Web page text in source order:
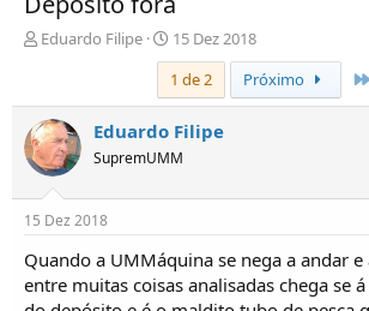
I
c
i
a
d
d
e
T
ó
Eduardo Filipe
D
a
t
a
d
e
i
i
o
15 Dez 2018
1 de 2
Próximo
Eduardo Filipe
SupremUMM
15 Dez 2018
Quando a UMMáquina se nega a andar
entre muitas coisas analisadas chega se